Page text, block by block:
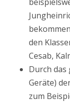
den
Cesab,
Durch
Geräte)
zum